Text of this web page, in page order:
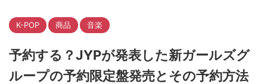
K-POP 商品 音楽
予約する？JYPが発表した新ガールズグ
ループの予約限定盤発売とその予約方法